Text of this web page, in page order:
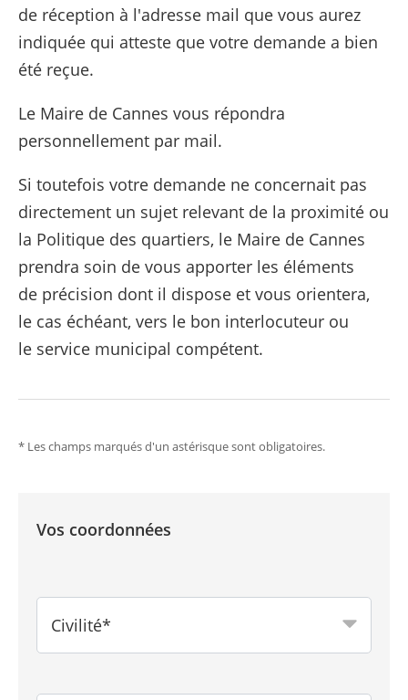
de réception à l'adresse mail que vous aurez
indiquée qui atteste que votre demande a bien
été reçue.
Le Maire de Cannes vous répondra
personnellement par mail.
Si toutefois votre demande ne concernait pas
directement un sujet relevant de la proximité ou
la Politique des quartiers, le Maire de Cannes
prendra soin de vous apporter les éléments
de précision dont il dispose et vous orientera,
le cas échéant, vers le bon interlocuteur ou
le service municipal compétent.
* Les champs marqués d'un astérisque sont obligatoires.
Vos coordonnées
Civilité*